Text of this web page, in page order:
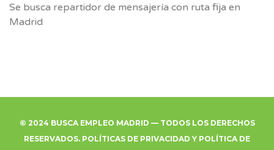
Se busca repartidor de mensajería con ruta fija en
Madrid
© 2024 BUSCA EMPLEO MADRID — TODOS LOS DERECHOS
RESERVADOS. POLÍTICAS DE PRIVACIDAD Y POLÍTICA DE